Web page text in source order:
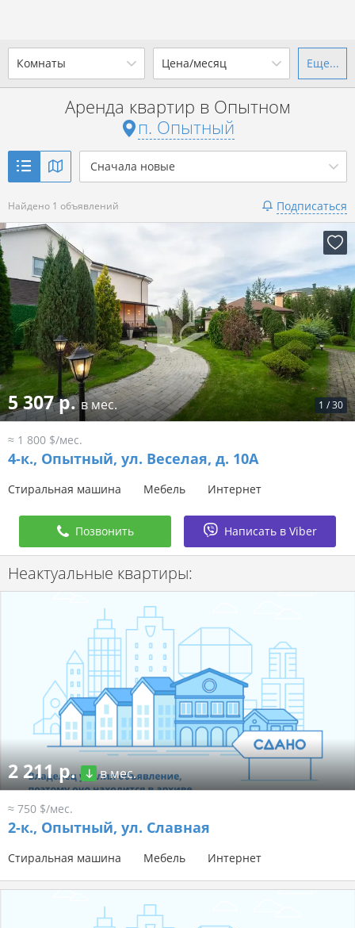
Комнаты
2-комн. 3-комн. 4+
Цена/месяц
от до
р. за всё
Показать 1 объявление
Еще...
Аренда квартир в Опытном
п. Опытный
Сначала новые
Найдено 1 объявлений Подписаться
1 /30
5 307 р.в мес.
≈ 1 800 $/мес.
4-к., Опытный, ул. Веселая, д. 10А
Стиральная машина Мебель Интернет
Позвонить Написать в Viber
Неактуальные квартиры:
2 211 р. в мес.
≈ 750 $/мес.
2-к., Опытный, ул. Славная
Стиральная машина Мебель Интернет
Ваш город -п. Опытный?
Выбрать город